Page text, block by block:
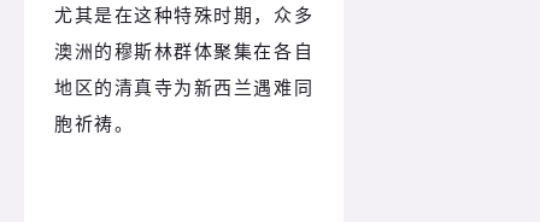
尤其是在这种特殊时期，众多
澳洲的穆斯林群体聚集在各自
地区的清真寺为新西兰遇难同
胞祈祷。